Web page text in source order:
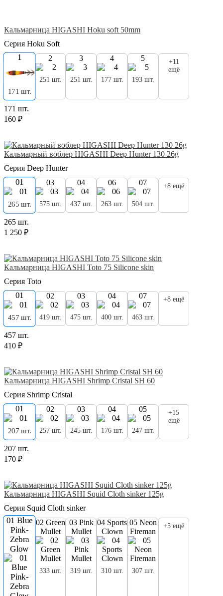
Кальмарница HIGASHI Hoku soft 50mm
Серия Hoku Soft
1
171 шт.
2
251 шт.
3
251 шт.
4
177 шт.
5
193 шт.
+11
ещё
171 шт.
160 ₽
Кальмарный воблер HIGASHI Deep Hunter 130 26g
Серия Deep Hunter
01
265 шт.
03
575 шт.
04
437 шт.
06
263 шт.
07
504 шт.
+8 ещё
265 шт.
1 250 ₽
Кальмарница HIGASHI Toto 75 Silicone skin
Серия Toto
01
457 шт.
02
419 шт.
03
475 шт.
04
400 шт.
07
463 шт.
+8 ещё
457 шт.
410 ₽
Кальмарница HIGASHI Shrimp Cristal SH 60
Серия Shrimp Cristal
01
207 шт.
02
257 шт.
03
245 шт.
04
176 шт.
05
247 шт.
+15
ещё
207 шт.
170 ₽
Кальмарница HIGASHI Squid Cloth sinker 125g
Серия Squid Cloth sinker
01 Blue
Pink-
Zebra
Glow
02 Green
Mullet
333 шт.
03 Pink
Mullet
319 шт.
04 Sports
Clown
310 шт.
05 Neon
Fireman
307 шт.
+5 ещё